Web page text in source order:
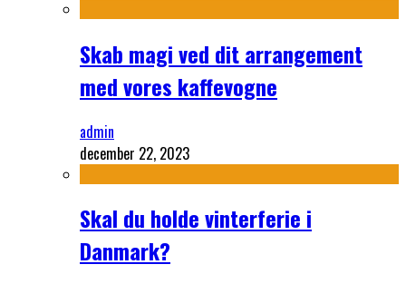
Skab magi ved dit arrangement
med vores kaffevogne
admin
december 22, 2023
Skal du holde vinterferie i
Danmark?